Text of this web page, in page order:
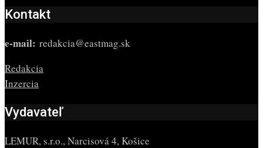
Kontakt
e-mail: redakcia@eastmag.sk
Redakcia
Inzercia
Vydavateľ
LEMUR, s.r.o., Narcisová 4, Košice